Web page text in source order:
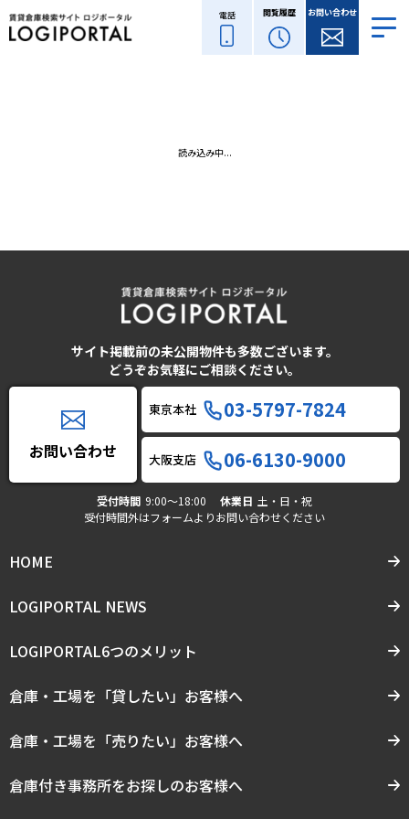
電話 閲覧履歴 お問い合わせ
読み込み中...
サイト掲載前の未公開物件も多数ございます。
どうぞお気軽にご相談ください。
お問い合わせ
東京本社 03-5797-7824
大阪支店 06-6130-9000
受付時間 9:00〜18:00 休業日 土・日・祝
受付時間外はフォームよりお問い合わせください
HOME
LOGIPORTAL NEWS
LOGIPORTAL6つのメリット
倉庫・工場を「貸したい」お客様へ
倉庫・工場を「売りたい」お客様へ
倉庫付き事務所をお探しのお客様へ